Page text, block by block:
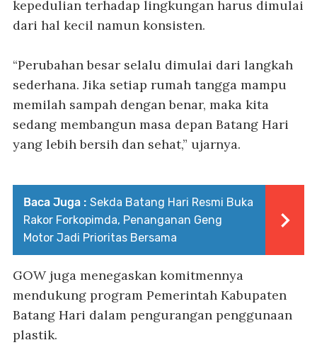
kepedulian terhadap lingkungan harus dimulai
dari hal kecil namun konsisten.
“Perubahan besar selalu dimulai dari langkah
sederhana. Jika setiap rumah tangga mampu
memilah sampah dengan benar, maka kita
sedang membangun masa depan Batang Hari
yang lebih bersih dan sehat,” ujarnya.
Baca Juga : Sekda Batang Hari Resmi Buka
Rakor Forkopimda, Penanganan Geng
Motor Jadi Prioritas Bersama
GOW juga menegaskan komitmennya
mendukung program Pemerintah Kabupaten
Batang Hari dalam pengurangan penggunaan
plastik.